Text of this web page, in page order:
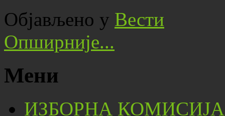
Објављено у Вести
Опширније...
Мени
ИЗБОРНА